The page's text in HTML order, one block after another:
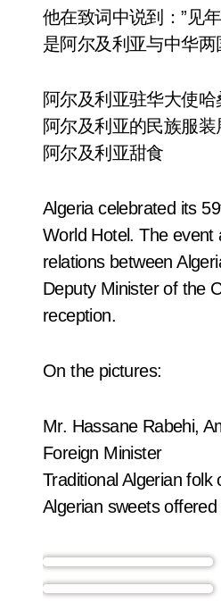
他在致词中说到：”见
是阿尔及利亚与中华两
阿尔及利亚驻华大使
阿尔及利亚的民族服装
阿尔及利亚甜食
Algeria celebrated its
World Hotel. The event
relations between
Deputy Minister of the
reception.
On the pictures:
Mr. Hassane Rabehi,
Foreign Minister
Traditional Algerian folk
Algerian sweets